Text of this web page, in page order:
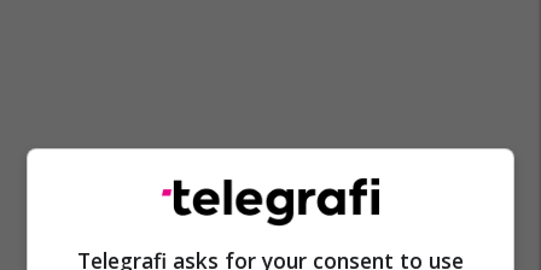
Telegrafi asks for your consent to use